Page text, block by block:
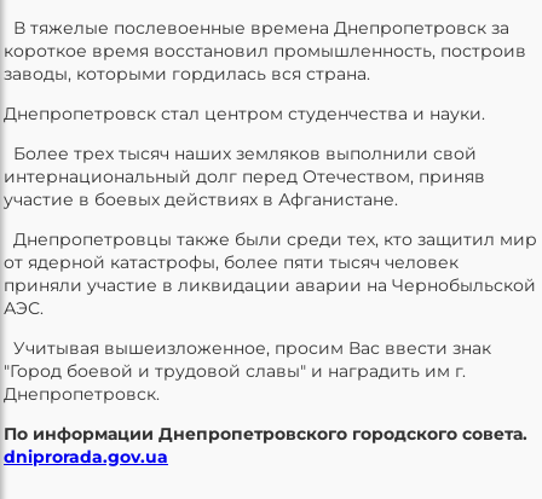
В тяжелые послевоенные времена Днепропетровск за
короткое время восстановил промышленность, построив
заводы, которыми гордилась вся страна.
Днепропетровск стал центром студенчества и науки.
Более трех тысяч наших земляков выполнили свой
интернациональный долг перед Отечеством, приняв
участие в боевых действиях в Афганистане.
Днепропетровцы также были среди тех, кто защитил мир
от ядерной катастрофы, более пяти тысяч человек
приняли участие в ликвидации аварии на Чернобыльской
АЭС.
Учитывая вышеизложенное, просим Вас ввести знак
"Город боевой и трудовой славы" и наградить им г.
Днепропетровск.
По информации Днепропетровского городского совета.
dniprorada.gov.ua